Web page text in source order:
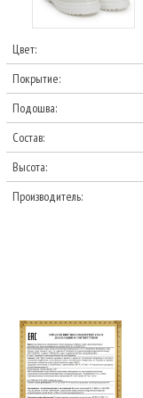
Цвет:
Покрытие:
Подошва:
Состав:
Высота:
Производитель: